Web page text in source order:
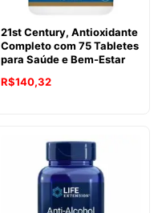
21st Century, Antioxidante
Completo com 75 Tabletes
para Saúde e Bem-Estar
R$140,32